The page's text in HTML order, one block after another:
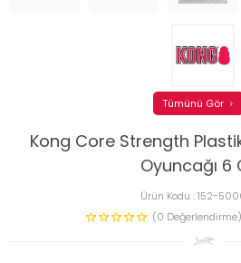
Kong Core Strength
Oyuncağı 6
Ürün Kodu :152-
(0 Değerlendirme)
Tümünü Gör